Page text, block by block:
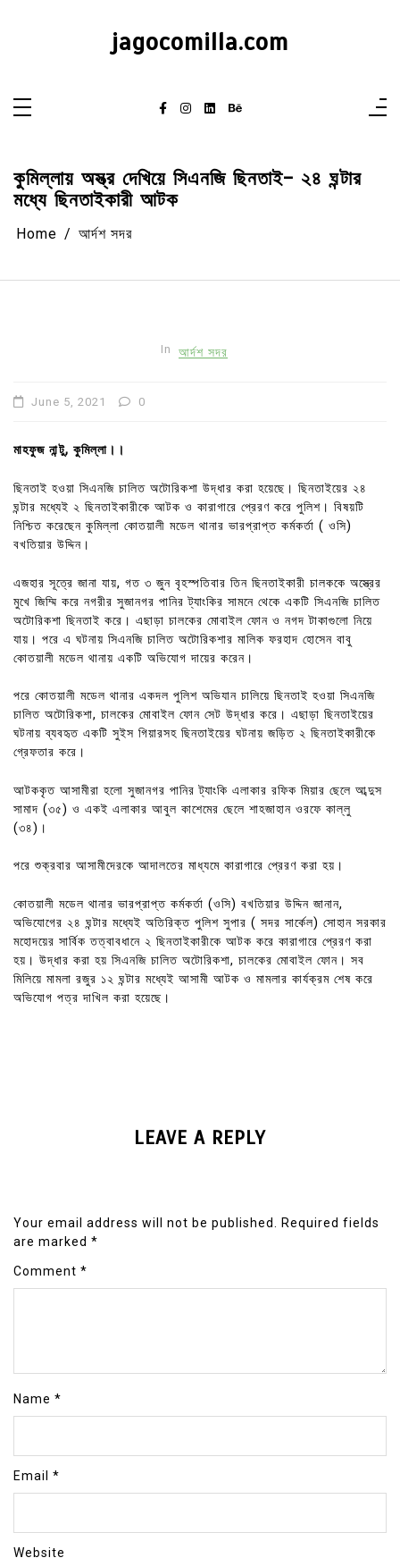
jagocomilla.com
কুমিল্লায় অস্ত্র দেখিয়ে সিএনজি ছিনতাই- ২৪ ঘন্টার
মধ্যে ছিনতাইকারী আটক
Home আর্দশ সদর
In আর্দশ সদর
June 5, 2021 0
মাহফুজ নান্টু, কুমিল্লা।।
ছিনতাই হওয়া সিএনজি চালিত অটোরিকশা উদ্ধার করা হয়েছে। ছিনতাইয়ের ২৪
ঘন্টার মধ্যেই ২ ছিনতাইকারীকে আটক ও কারাগারে প্রেরণ করে পুলিশ। বিষয়টি
নিশ্চিত করেছেন কুমিল্লা কোতয়ালী মডেল থানার ভারপ্রাপ্ত কর্মকর্তা ( ওসি)
বখতিয়ার উদ্দিন।
এজহার সূত্রে জানা যায়, গত ৩ জুন বৃহস্পতিবার তিন ছিনতাইকারী চালককে অস্ত্রের
মুখে জিম্মি করে নগরীর সুজানগর পানির ট্যাংকির সামনে থেকে একটি সিএনজি চালিত
অটোরিকশা ছিনতাই করে। এছাড়া চালকের মোবাইল ফোন ও নগদ টাকাগুলো নিয়ে
যায়। পরে এ ঘটনায় সিএনজি চালিত অটোরিকশার মালিক ফরহাদ হোসেন বাবু
কোতয়ালী মডেল থানায় একটি অভিযোগ দায়ের করেন।
পরে কোতয়ালী মডেল থানার একদল পুলিশ অভিযান চালিয়ে ছিনতাই হওয়া সিএনজি
চালিত অটোরিকশা, চালকের মোবাইল ফোন সেট উদ্ধার করে। এছাড়া ছিনতাইয়ের
ঘটনায় ব্যবহৃত একটি সুইস গিয়ারসহ ছিনতাইয়ের ঘটনায় জড়িত ২ ছিনতাইকারীকে
গ্রেফতার করে।
আটককৃত আসামীরা হলো সুজানগর পানির ট্যাংকি এলাকার রফিক মিয়ার ছেলে আব্দুস
সামাদ (৩৫) ও একই এলাকার আবুল কাশেমের ছেলে শাহজাহান ওরফে কাল্লু
(৩৪)।
পরে শুক্রবার আসামীদেরকে আদালতের মাধ্যমে কারাগারে প্রেরণ করা হয়।
কোতয়ালী মডেল থানার ভারপ্রাপ্ত কর্মকর্তা (ওসি) বখতিয়ার উদ্দিন জানান,
অভিযোগের ২৪ ঘন্টার মধ্যেই অতিরিক্ত পুলিশ সুপার ( সদর সার্কেল) সোহান সরকার
মহোদয়ের সার্বিক তত্বাবধানে ২ ছিনতাইকারীকে আটক করে কারাগারে প্রেরণ করা
হয়। উদ্ধার করা হয় সিএনজি চালিত অটোরিকশা, চালকের মোবাইল ফোন। সব
মিলিয়ে মামলা রজুর ১২ ঘন্টার মধ্যেই আসামী আটক ও মামলার কার্যক্রম শেষ করে
অভিযোগ পত্র দাখিল করা হয়েছে।
LEAVE A REPLY
Your email address will not be published.
Required fields
are marked *
Comment *
Name *
Email *
Website